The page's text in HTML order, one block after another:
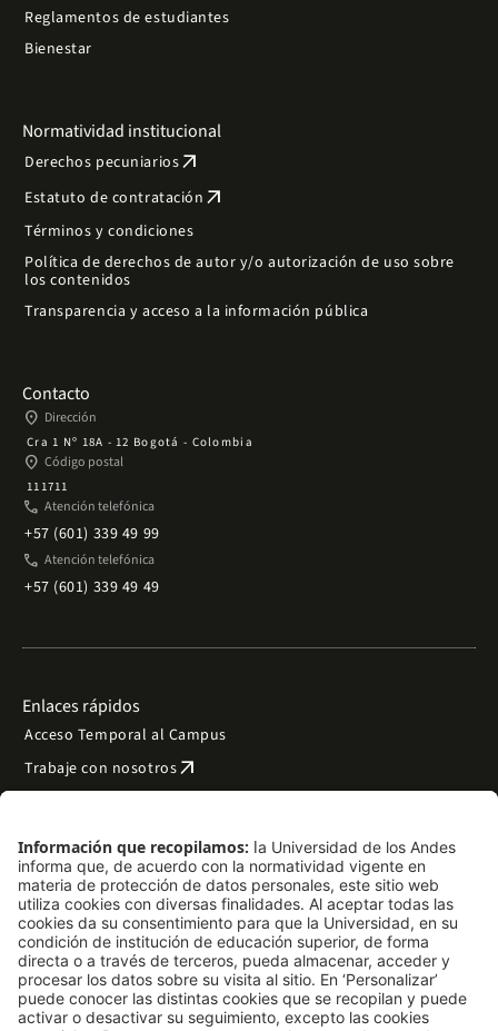
Reglamentos de estudiantes
Bienestar
Normatividad institucional
Derechos pecuniariosarrow_outward
Estatuto de contratación arrow_outward
Términos y condiciones
Política de derechos de autor y/o autorización de uso sobre
los contenidos
Transparencia y acceso a la información pública
Contacto
place Dirección
Cra 1 Nº 18A - 12 Bogotá - Colombia
place Código postal
111711
phone Atención telefónica
+57 (601) 339 49 99
phone Atención telefónica
+57 (601) 339 49 49
Enlaces rápidos
Acceso Temporal al Campus
Trabaje con nosotrosarrow_outward
Preguntas frecuentes
Filantropía y donacionesarrow_outward
Mapa del sitio arrow_outward
Síguenos
LinkedIn